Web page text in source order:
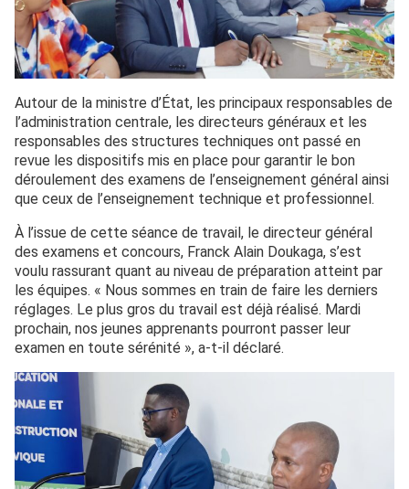
Autour de la ministre d’État, les principaux responsables de
l’administration centrale, les directeurs généraux et les
responsables des structures techniques ont passé en
revue les dispositifs mis en place pour garantir le bon
déroulement des examens de l’enseignement général ainsi
que ceux de l’enseignement technique et professionnel.
À l’issue de cette séance de travail, le directeur général
des examens et concours, Franck Alain Doukaga, s’est
voulu rassurant quant au niveau de préparation atteint par
les équipes. « Nous sommes en train de faire les derniers
réglages. Le plus gros du travail est déjà réalisé. Mardi
prochain, nos jeunes apprenants pourront passer leur
examen en toute sérénité », a-t-il déclaré.